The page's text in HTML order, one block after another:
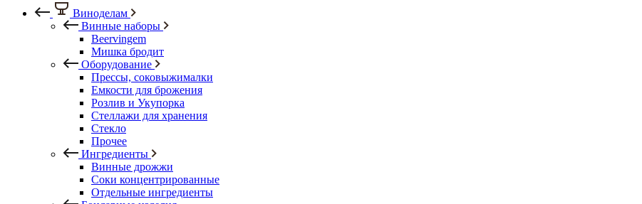
Виноделам
Винные наборы
Beervingem
Мишка бродит
Оборудование
Прессы, соковыжималки
Емкости для брожения
Розлив и Укупорка
Стеллажи для хранения
Стекло
Прочее
Ингредиенты
Винные дрожжи
Соки концентрированные
Отдельные ингредиенты